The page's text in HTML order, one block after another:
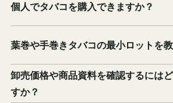
個人でタバコを購入できますか？
葉巻や手巻きタバコの最小ロットを教
卸売価格や商品資料を確認するには
すか？